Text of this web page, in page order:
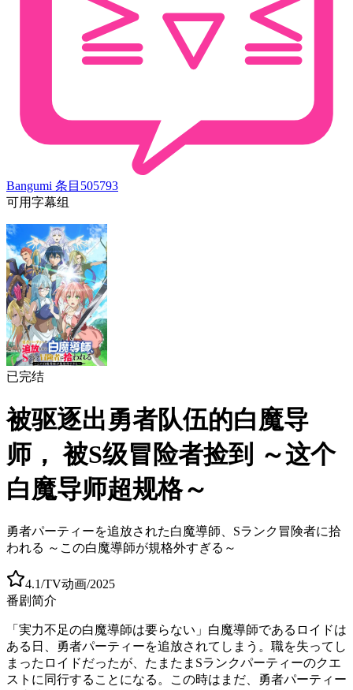
Bangumi 条目 505793
可用字幕组
已完结
被驱逐出勇者队伍的白魔导
师， 被S级冒险者捡到 ～这个
白魔导师超规格～
勇者パーティーを追放された白魔導師、Sランク冒険者に拾
われる ～この白魔導師が規格外すぎる～
4.1/TV动画/2025
番剧简介
「実力不足の白魔導師は要らない」白魔導師であるロイドは
ある日、勇者パーティーを追放されてしまう。職を失ってし
まったロイドだったが、たまたまSランクパーティーのクエ
ストに同行することになる。この時はまだ、勇者パーティー